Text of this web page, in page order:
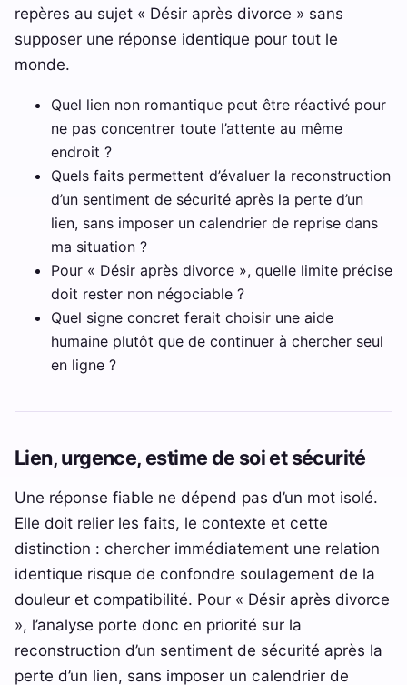
repères au sujet « Désir après divorce » sans
supposer une réponse identique pour tout le
monde.
Quel lien non romantique peut être réactivé pour
ne pas concentrer toute l’attente au même
endroit ?
Quels faits permettent d’évaluer la reconstruction
d’un sentiment de sécurité après la perte d’un
lien, sans imposer un calendrier de reprise dans
ma situation ?
Pour « Désir après divorce », quelle limite précise
doit rester non négociable ?
Quel signe concret ferait choisir une aide
humaine plutôt que de continuer à chercher seul
en ligne ?
Lien, urgence, estime de soi et sécurité
Une réponse fiable ne dépend pas d’un mot isolé.
Elle doit relier les faits, le contexte et cette
distinction : chercher immédiatement une relation
identique risque de confondre soulagement de la
douleur et compatibilité. Pour « Désir après divorce
», l’analyse porte donc en priorité sur la
reconstruction d’un sentiment de sécurité après la
perte d’un lien, sans imposer un calendrier de